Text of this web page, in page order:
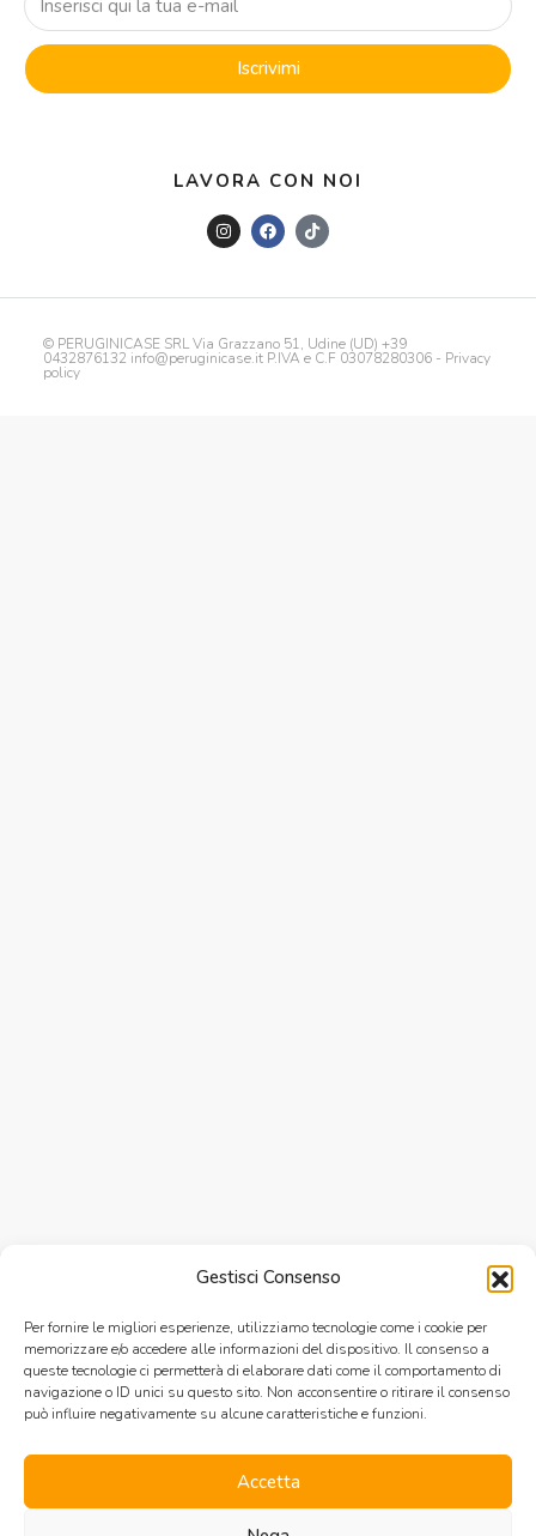
Gestisci Consenso
Per fornire le migliori esperienze, utilizziamo tecnologie come i cookie per
memorizzare e/o accedere alle informazioni del dispositivo. Il consenso a
queste tecnologie ci permetterà di elaborare dati come il comportamento di
navigazione o ID unici su questo sito. Non acconsentire o ritirare il consenso
può influire negativamente su alcune caratteristiche e funzioni.
Accetta
Iscrivimi
LAVORA CON NOI
© PERUGINICASE SRL Via Grazzano 51, Udine (UD) +39
0432876132 info@peruginicase.it P.IVA e C.F 03078280306 - Privacy
policy